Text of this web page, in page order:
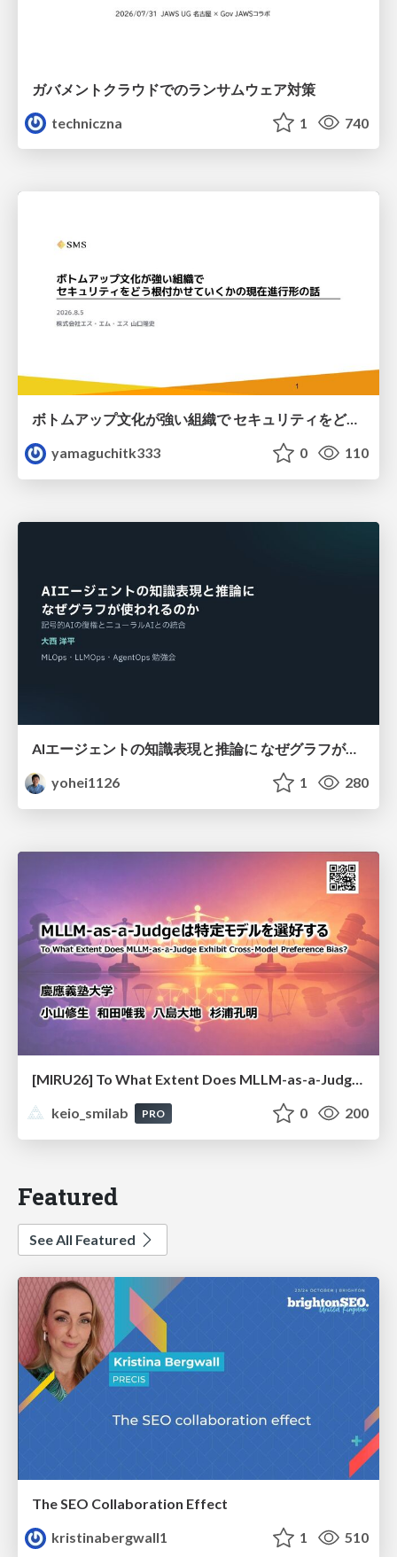
ガバメントクラウドでのランサムウェア対策
techniczna
1 740
ボトムアップ文化が強い組織で セキュリティをどう根付かせていくかの現在進行形の話 / Making Security Stick in a Bottom-Up Organization
yamaguchitk333
0 110
AIエージェントの知識表現と推論に なぜグラフが使われるのか - 記号的AIの復権とニューラルAIとの統合
yohei1126
1 280
keio_smilab
PRO 0 200
Featured
See All Featured
The SEO Collaboration Effect
kristinabergwall1
1 510